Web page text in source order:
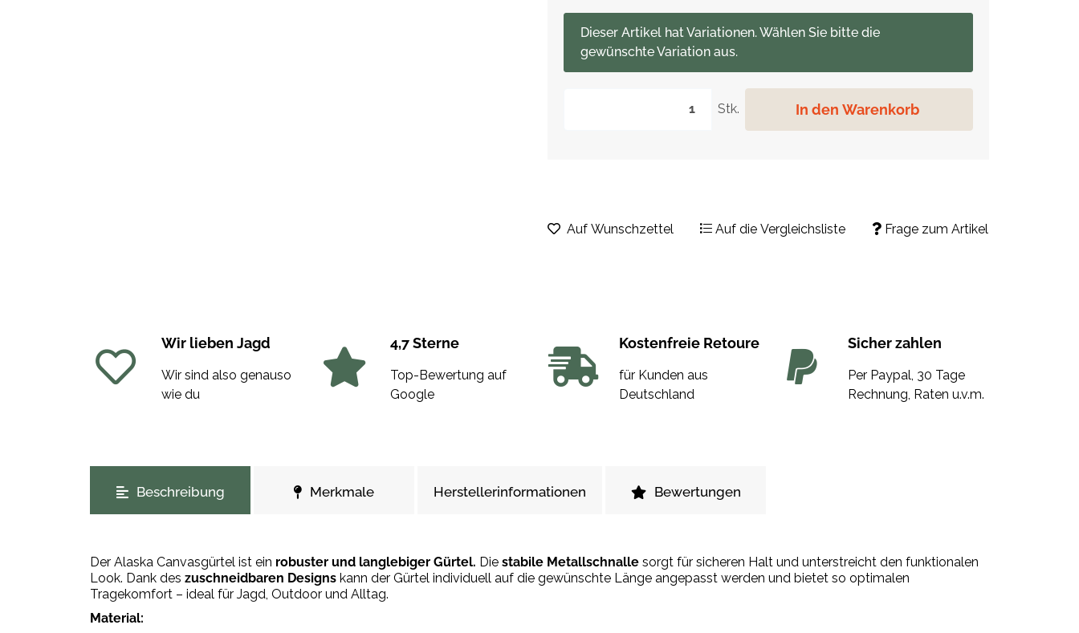
Stk. In den Warenkorb
x
Dieser Artikel hat Variationen. Wählen Sie bitte die
gewünschte Variation aus.
Frage zum Artikel
Auf Wunschzettel Auf die Vergleichsliste
Wir lieben Jagd
Wir sind also genauso
wie du
4,7 Sterne
Top-Bewertung auf
Google
Kostenfreie Retoure
für Kunden aus
Deutschland
Sicher zahlen
Per Paypal, 30 Tage
Rechnung, Raten u.v.m.
Beschreibung Merkmale Herstellerinformationen Bewertungen
Der Alaska Canvasgürtel ist ein robuster und langlebiger Gürtel. Die stabile Metallschnalle sorgt für sicheren Halt und unterstreicht den funktionalen
Look. Dank des zuschneidbaren Designs kann der Gürtel individuell auf die gewünschte Länge angepasst werden und bietet so optimalen
Tragekomfort – ideal für Jagd, Outdoor und Alltag.
Material: